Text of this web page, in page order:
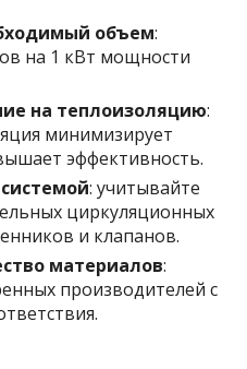
объем:
на 1 кВт мощности
на теплоизоляцию:
минимизирует
эффективность.
: учитывайте
циркуляционных
и клапанов.
материалов:
производителей с